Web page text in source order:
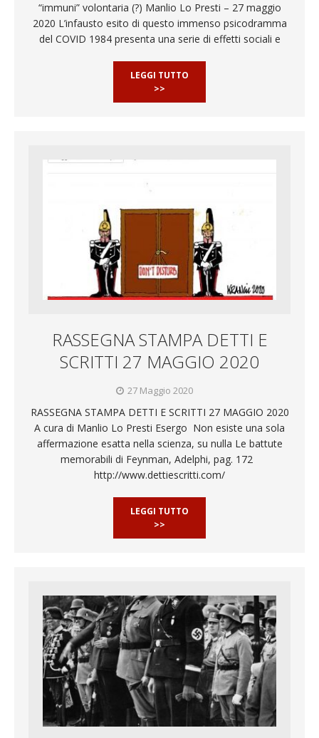
“immuni” volontaria (?) Manlio Lo Presti – 27 maggio
2020 L’infausto esito di questo immenso psicodramma
del COVID 1984 presenta una serie di effetti sociali e
LEGGI TUTTO
>>
RASSEGNA STAMPA DETTI E
SCRITTI 27 MAGGIO 2020
27 Maggio 2020
RASSEGNA STAMPA DETTI E SCRITTI 27 MAGGIO 2020
A cura di Manlio Lo Presti Esergo Non esiste una sola
affermazione esatta nella scienza, su nulla Le battute
memorabili di Feynman, Adelphi, pag. 172
http://www.dettiescritti.com/
LEGGI TUTTO
>>